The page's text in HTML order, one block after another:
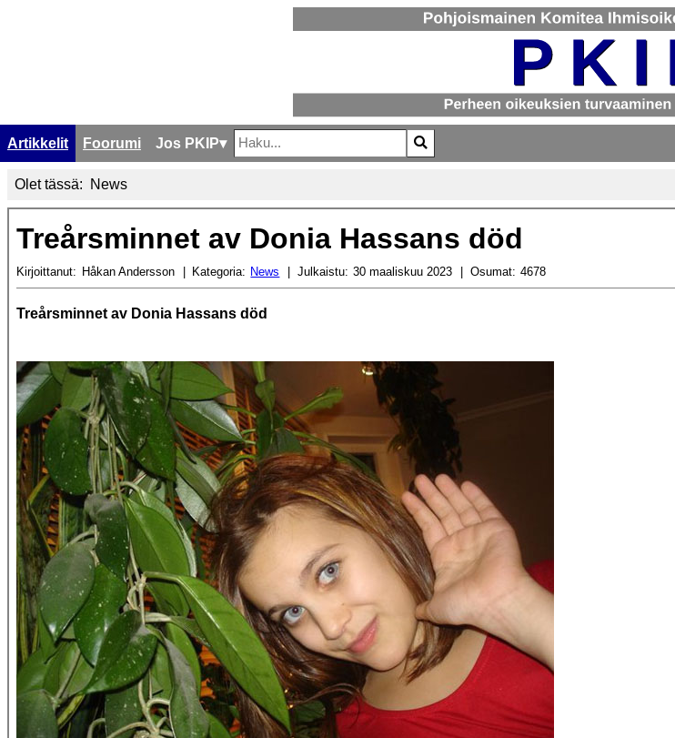
Artikkelit Foorumi Jos PKIP
Etsi
Type 2 or more characters for results.
Olet tässä:
News
Treårsminnet av Donia Hassans död
Kirjoittanut: Håkan Andersson Kategoria: News Julkaistu: 30 maaliskuu 2023 Osumat: 4678
Treårsminnet av Donia Hassans död